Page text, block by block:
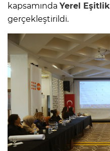
kapsamında Yerel Eşitlik
gerçekleştirildi.